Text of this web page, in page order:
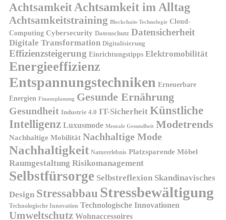
AchtsamkeitAchtsamkeit im Alltag
Achtsamkeitstraining Blockchain-Technologie Cloud-
Computing Cybersecurity Datenschutz Datensicherheit
Digitale Transformation Digitalisierung
Effizienzsteigerung Einrichtungstipps Elektromobilität
Energieeffizienz
Entspannungstechniken Erneuerbare
Energien Finanzplanung Gesunde Ernährung
Gesundheit Industrie 4.0 IT-Sicherheit Künstliche
Intelligenz Luxusmode Mentale Gesundheit Modetrends
Nachhaltige Mobilität Nachhaltige Mode
Nachhaltigkeit Naturerlebnis Platzsparende Möbel
Raumgestaltung Risikomanagement
Selbstfürsorge Selbstreflexion Skandinavisches
Design Stressabbau Stressbewältigung
Technologische Innovation Technologische Innovationen
Umweltschutz Wohnaccessoires